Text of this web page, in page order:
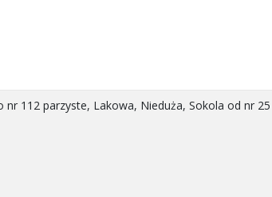
112 parzyste, Lakowa, Nieduża, Sokola od nr 25